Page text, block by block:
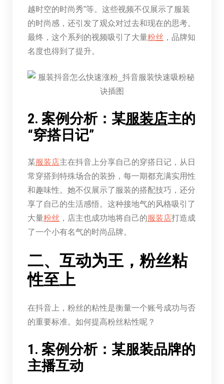
越时空的时尚秀”等。这些视频不仅展示了服装
的时尚感，还引发了观众对过去和现在的思考。
最终，这个系列的视频吸引了大量粉丝 ，品牌知
名度也得到了提升。
2. 案例分析：某服装店主的
“穿搭日记”
某服装店主在抖音上分享自己的穿搭日记，从日
常穿搭到特殊场合的装扮，每一期都充满实用性
和趣味性。她不仅展示了服装的搭配技巧，还分
享了自己的生活感悟。这种接地气的风格吸引了
大量粉丝 ，店主也成功地将自己的服装店打造成
了一个小有名气的时尚品牌。
二、互动为王，粉丝粘
性至上
在抖音上，粉丝的粘性是衡量一个账号成功与否
的重要标准。如何提高粉丝粘性呢？
1. 案例分析：某服装品牌的
主播互动